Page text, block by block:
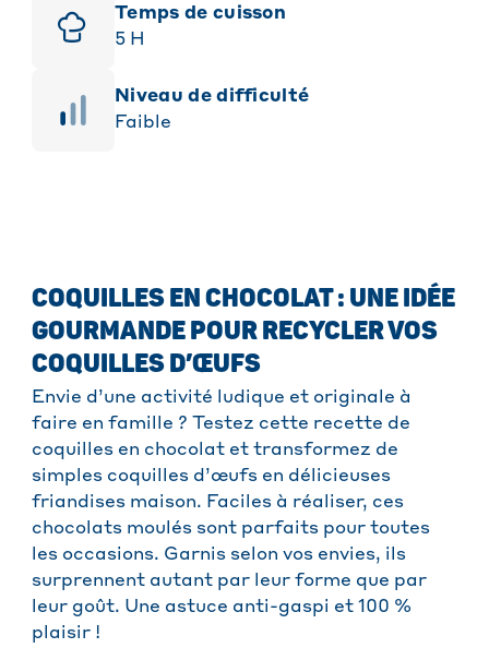
Temps de cuisson
5 H
niveau de difficulté
Faible
COQUILLES EN CHOCOLAT : UNE IDÉE
GOURMANDE POUR RECYCLER VOS
COQUILLES D’ŒUFS
Envie d’une activité ludique et originale à
faire en famille ? Testez cette recette de
coquilles en chocolat et transformez de
simples coquilles d’œufs en délicieuses
friandises maison. Faciles à réaliser, ces
chocolats moulés sont parfaits pour toutes
les occasions. Garnis selon vos envies, ils
surprennent autant par leur forme que par
leur goût. Une astuce anti-gaspi et 100 %
plaisir !